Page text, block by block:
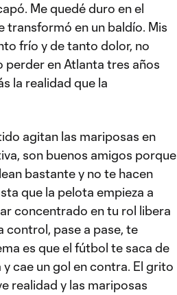
Me quedé duro en el
transformó en un baldío. Mis
frío y de tanto dolor, no
perder en Atlanta tres años
la realidad que la
agitan las mariposas en
son buenos amigos porque
bastante y no te hacen
que la pelota empieza a
concentrado en tu rol libera
control, pase a pase, te
es que el fútbol te saca de
cae un gol en contra. El grito
realidad y las mariposas